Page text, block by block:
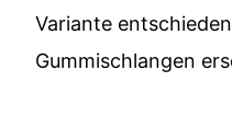
Variante
Gummischlangen